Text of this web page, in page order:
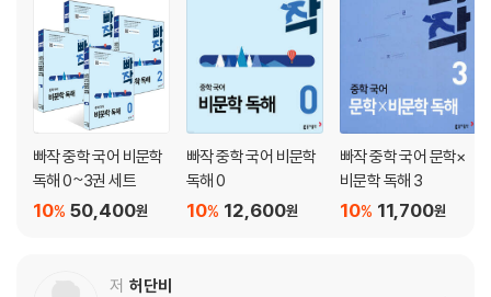
예술 06 미술｜감성 해방을 위한 원색의 물결, 야수주의_박갑영
예술 07 음악｜행진곡 대취타_박소영
[복합]
복합 01 인문｜북서 해안 인디언들의 포틀래치_루스 베네딕트/마빈 해리
복합 02 사회｜인간은 합리적으로 행동하는가_이준구
복합 04 기술｜원격 로봇과 마이크로 로봇_이인식
정답과 해설
빠작 중학 국어 비문학
독해 0~3권 세트
50,400원
10%
빠작 중학 국어 비문학
독해 0
12,600원
10%
빠작 중학 국어 문학×
비문학 독해 3
11,700원
10%
저 허단비